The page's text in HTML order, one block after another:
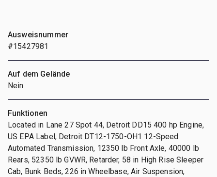
Ausweisnummer
#15427981
Auf dem Gelände
Nein
Funktionen
Located in Lane 27 Spot 44, Detroit DD15 400 hp Engine,
US EPA Label, Detroit DT12-1750-OH1 12-Speed
Automated Transmission, 12350 lb Front Axle, 40000 lb
Rears, 52350 lb GVWR, Retarder, 58 in High Rise Sleeper
Cab, Bunk Beds, 226 in Wheelbase, Air Suspension,